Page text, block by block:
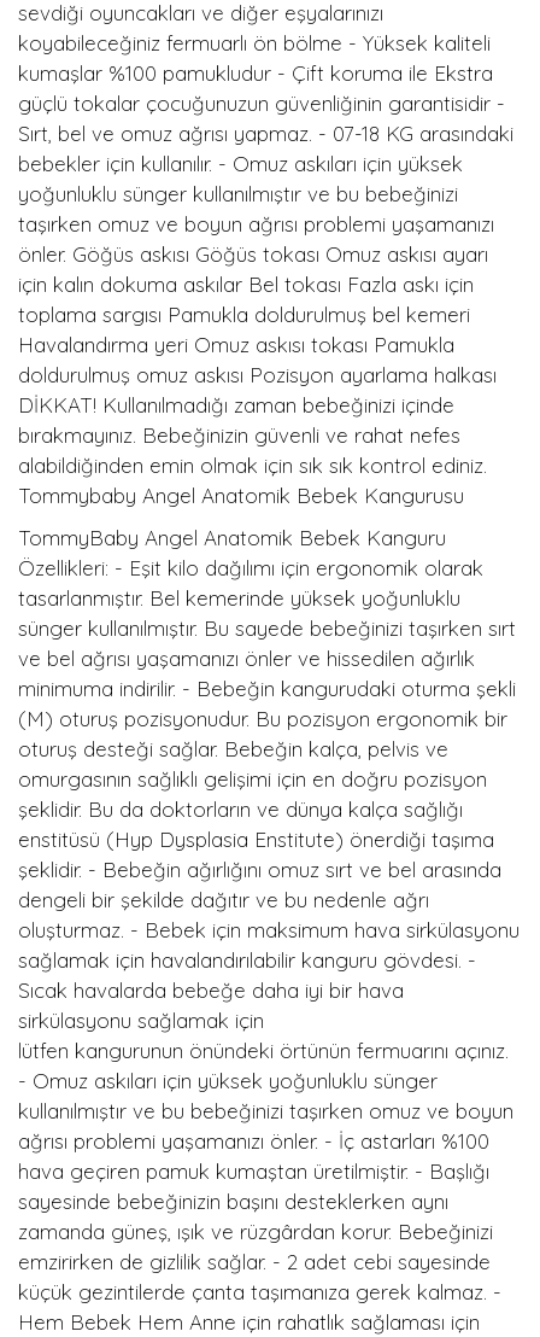
sevdiği oyuncakları ve diğer eşyalarınızı
koyabileceğiniz fermuarlı ön bölme - Yüksek kaliteli
kumaşlar %100 pamukludur - Çift koruma ile Ekstra
güçlü tokalar çocuğunuzun güvenliğinin garantisidir -
Sırt, bel ve omuz ağrısı yapmaz. - 07-18 KG arasındaki
bebekler için kullanılır. - Omuz askıları için yüksek
yoğunluklu sünger kullanılmıştır ve bu bebeğinizi
taşırken omuz ve boyun ağrısı problemi yaşamanızı
önler. Göğüs askısı Göğüs tokası Omuz askısı ayarı
için kalın dokuma askılar Bel tokası Fazla askı için
toplama sargısı Pamukla doldurulmuş bel kemeri
Havalandırma yeri Omuz askısı tokası Pamukla
doldurulmuş omuz askısı Pozisyon ayarlama halkası
DİKKAT! Kullanılmadığı zaman bebeğinizi içinde
bırakmayınız. Bebeğinizin güvenli ve rahat nefes
alabildiğinden emin olmak için sık sık kontrol ediniz.
Tommybaby Angel Anatomik Bebek Kangurusu
TommyBaby Angel Anatomik Bebek Kanguru
Özellikleri: - Eşit kilo dağılımı için ergonomik olarak
tasarlanmıştır. Bel kemerinde yüksek yoğunluklu
sünger kullanılmıştır. Bu sayede bebeğinizi taşırken sırt
ve bel ağrısı yaşamanızı önler ve hissedilen ağırlık
minimuma indirilir. - Bebeğin kangurudaki oturma şekli
(M) oturuş pozisyonudur. Bu pozisyon ergonomik bir
oturuş desteği sağlar. Bebeğin kalça, pelvis ve
omurgasının sağlıklı gelişimi için en doğru pozisyon
şeklidir. Bu da doktorların ve dünya kalça sağlığı
enstitüsü (Hyp Dysplasia Enstitute) önerdiği taşıma
şeklidir. - Bebeğin ağırlığını omuz sırt ve bel arasında
dengeli bir şekilde dağıtır ve bu nedenle ağrı
oluşturmaz. - Bebek için maksimum hava sirkülasyonu
sağlamak için havalandırılabilir kanguru gövdesi. -
Sıcak havalarda bebeğe daha iyi bir hava
sirkülasyonu sağlamak için
lütfen kangurunun önündeki örtünün fermuarını açınız.
- Omuz askıları için yüksek yoğunluklu sünger
kullanılmıştır ve bu bebeğinizi taşırken omuz ve boyun
ağrısı problemi yaşamanızı önler. - İç astarları %100
hava geçiren pamuk kumaştan üretilmiştir. - Başlığı
sayesinde bebeğinizin başını desteklerken aynı
zamanda güneş, ışık ve rüzgârdan korur. Bebeğinizi
emzirirken de gizlilik sağlar. - 2 adet cebi sayesinde
küçük gezintilerde çanta taşımanıza gerek kalmaz. -
Hem Bebek Hem Anne için rahatlık sağlaması için